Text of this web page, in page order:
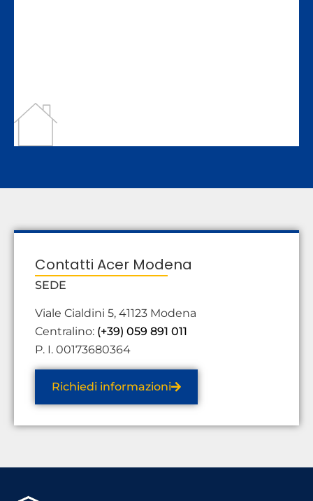
Contatti Acer Modena
SEDE
Viale Cialdini 5, 41123 Modena
Centralino: (+39) 059 891 011
P. I. 00173680364
Richiedi informazioni